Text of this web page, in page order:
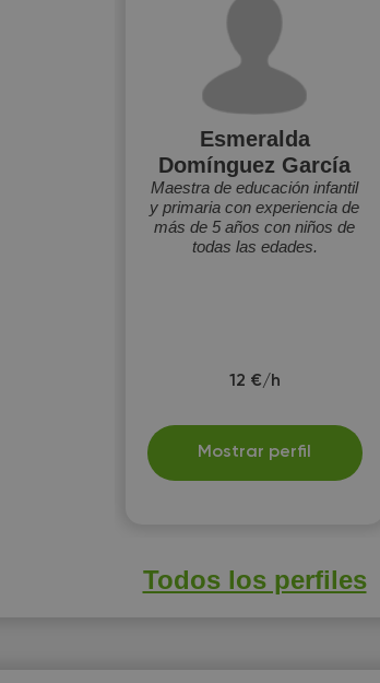
Esmeralda
Domínguez García
Maestra de educación infantil
y primaria con experiencia de
más de 5 años con niños de
todas las edades.
12 €/h
Mostrar perfil
Todos los perfiles